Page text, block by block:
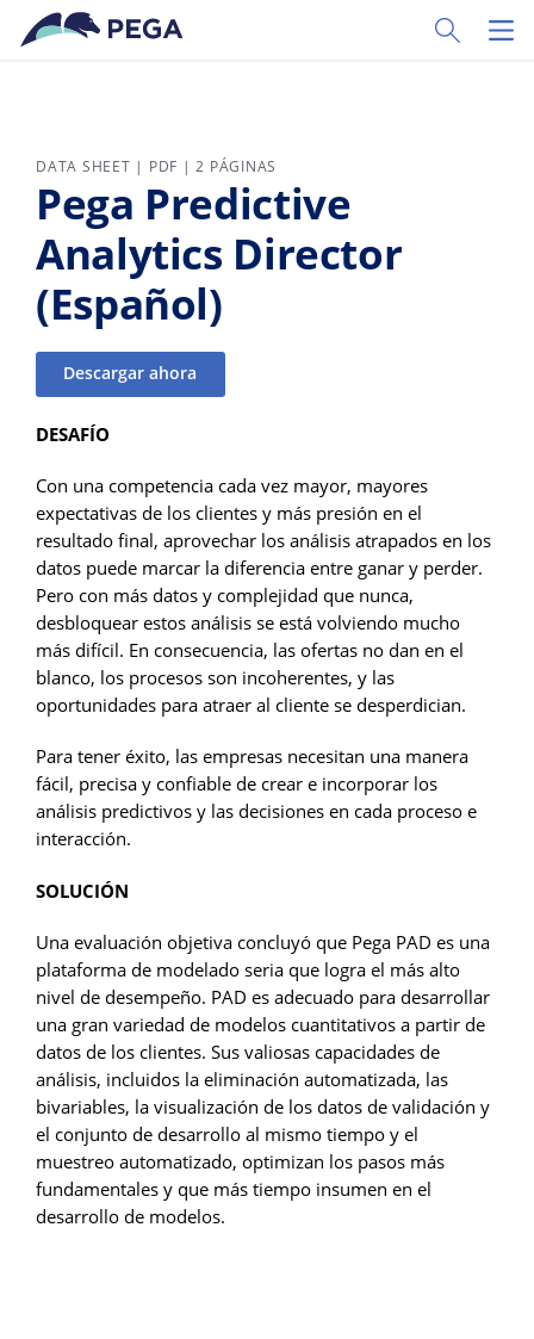
Ir al contenido principal
Toggle
DATA SHEET | PDF | 2 PÁGINAS
Pega Predictive
Analytics Director
(Español)
Descargar ahora
DESAFÍO
Con una competencia cada vez mayor, mayores
expectativas de los clientes y más presión en el
resultado final, aprovechar los análisis atrapados en los
datos puede marcar la diferencia entre ganar y perder.
Pero con más datos y complejidad que nunca,
desbloquear estos análisis se está volviendo mucho
más difícil. En consecuencia, las ofertas no dan en el
blanco, los procesos son incoherentes, y las
oportunidades para atraer al cliente se desperdician.
Para tener éxito, las empresas necesitan una manera
fácil, precisa y confiable de crear e incorporar los
análisis predictivos y las decisiones en cada proceso e
interacción.
SOLUCIÓN
Una evaluación objetiva concluyó que Pega PAD es una
plataforma de modelado seria que logra el más alto
nivel de desempeño. PAD es adecuado para desarrollar
una gran variedad de modelos cuantitativos a partir de
datos de los clientes. Sus valiosas capacidades de
análisis, incluidos la eliminación automatizada, las
bivariables, la visualización de los datos de validación y
el conjunto de desarrollo al mismo tiempo y el
muestreo automatizado, optimizan los pasos más
fundamentales y que más tiempo insumen en el
desarrollo de modelos.